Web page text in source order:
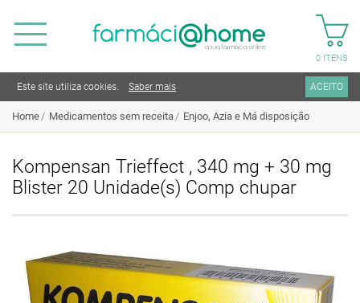
0 ITENS
Este site utiliza cookies. Saber mais ACEITO
Home Medicamentos sem receita Enjoo, Azia e Má disposição
Kompensan Trieffect , 340 mg + 30 mg
Blister 20 Unidade(s) Comp chupar